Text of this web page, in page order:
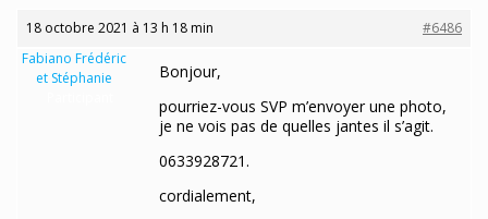
18 octobre 2021 à 13 h 18 min
#6486
Fabiano Frédéric
et Stéphanie
Bonjour,
pourriez-vous SVP m’envoyer une photo,
je ne vois pas de quelles jantes il s’agit.
0633928721.
cordialement,